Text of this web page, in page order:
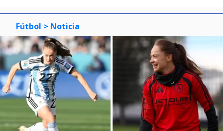
Fútbol > Noticia